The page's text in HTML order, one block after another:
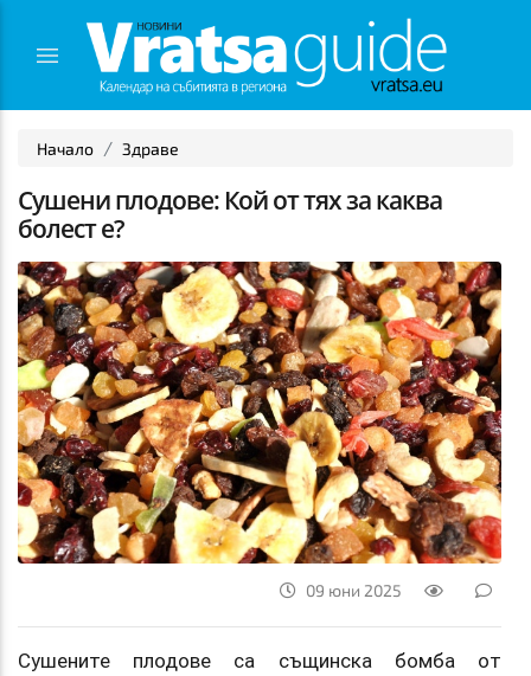
Начало Здраве
Сушени плодове: Кой от тях за каква
болест е?
09 юни 2025
Сушените плодове са същинска бомба от